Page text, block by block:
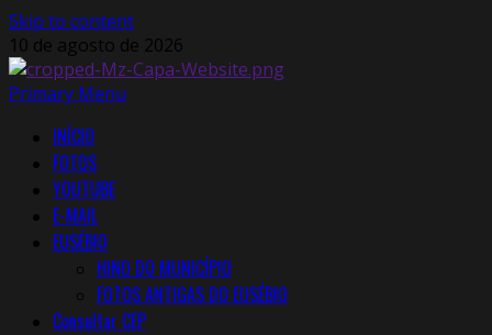
Skip to content
10 de agosto de 2026
Primary Menu
INÍCIO
FOTOS
YOUTUBE
E-MAIL
EUSÉBIO
HINO DO MUNICÍPIO
FOTOS ANTIGAS DO EUSÉBIO
Consultar CEP